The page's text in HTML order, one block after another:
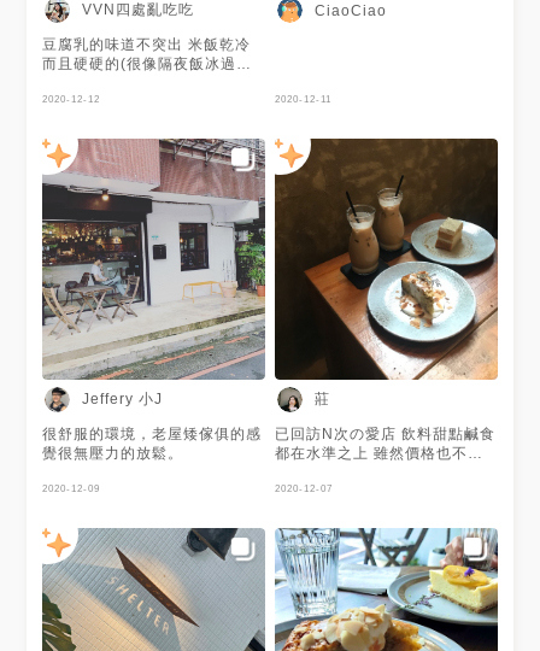
VVN四處亂吃吃
豆腐乳的味道不突出 米飯乾冷
而且硬硬的(很像隔夜飯冰過冰
淋醬是油醋醬酸酸的 吃起來蠻
古文青感 若只是想找個好拍照
好聊天，但不是很在意餐點美味
程度的話可以來嘗試看看
2020-12-12
CiaoCiao
2020-12-11
Jeffery 小J
很舒服的環境，老屋矮傢俱的感
覺很無壓力的放鬆。
2020-12-09
莊
已回訪N次の愛店 飲料甜點鹹食
都在水準之上 雖然價格也不便
的地方看過 對別所的愛是如果
居前三名的那種愛（浮誇）
2020-12-07